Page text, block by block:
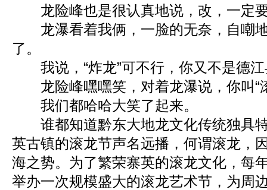
龙险峰也是很认真地说，改，一定
龙瀑看着我俩，一脸的无奈，自嘲地
了。
我说，“炸龙”可不行，你又不是德江
龙险峰嘿嘿笑，对着龙瀑说，你叫“
我们都哈哈大笑了起来。
谁都知道黔东大地龙文化传统独具
英古镇的滚龙节声名远播，何谓滚龙，
海之势。为了繁荣寨英的滚龙文化，每
举办一次规模盛大的滚龙艺术节，为周